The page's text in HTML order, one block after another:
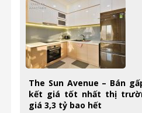
The Sun Avenue – Bán
kết giá tốt nhất thị
giá 3,3 tỷ bao hết